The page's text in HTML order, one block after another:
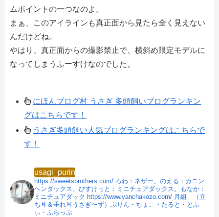
ムポイントの一つなのよ。
まぁ、このアイラインも真正面から見たら全く見えない
んだけどね。
やはり、真正面からの撮影禁止で、横斜め限定モデルに
なってしまうふーすけなのでした。
にほんブログ村 うさぎ 多頭飼いブログランキン
グはこちらです！
うさぎ多頭飼い人気ブログランキングはこちらで
す！
usagi_purin
https://sweetsbrothers.com/ ろわ：ネザー。のえる：カニン
ヘンダックス。びすけっと：ミニチュアダックス。もなか：
ミニチュアダック https://www.yanchakozo.com/ 月組 （立
ち耳＆垂れ耳うさぎ〜ず）ぷりん・ちょこ・たると・とふ
ぃ・ふらっぷ